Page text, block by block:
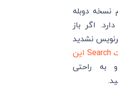
نسخه دوبله
اگر باز
نشدید
در قسمت Search این
به راحتی